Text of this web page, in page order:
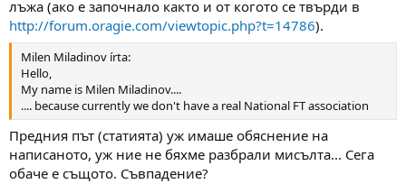
лъжа (ако е започнало както и от когото се твърди в
http://forum.oragie.com/viewtopic.php?t=14786).
Milen Miladinov írta:
Hello,
My name is Milen Miladinov....
.... because currently we don't have a real National FT association
Предния път (статията) уж имаше обяснение на
написаното, уж ние не бяхме разбрали мисълта... Сега
обаче е същото. Съвпадение?